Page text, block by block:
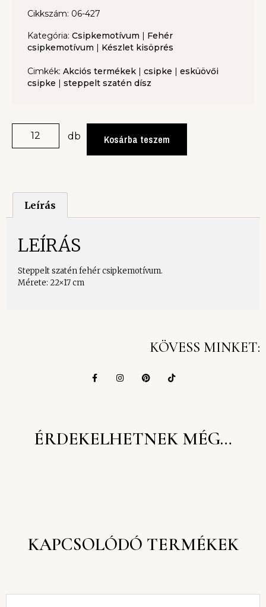
Cikkszám: 06-427
Kategória: Csipkemotívum | Fehér
csipkemotívum | Készlet kisöprés
Cimkék: Akciós termékek | csipke | esküövői
csipke | steppelt szatén dísz
db Kosárba teszem
Leírás
LEÍRÁS
Steppelt szatén fehér csipkemotívum.
Mérete: 22×17 cm
KÖVESS MINKET:
ÉRDEKELHETNEK MÉG…
KAPCSOLÓDÓ TERMÉKEK